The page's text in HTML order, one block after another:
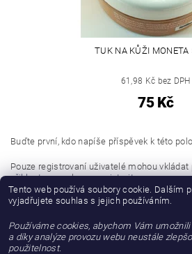
TUK NA KŮŽI MONETA
61,98 Kč bez DPH
75 Kč
Buďte první, kdo napíše příspěvek k této
Pouze registrovaní uživatelé mohou vkládat
přihlaste senebo seregistrujte.
Buďte první, kdo napíše příspěvek k této
Přidat hodnocení
Tento web používá soubory cookie. Dalším
vyjadřujete souhlas s jejich používáním.
Používáme cookies, abychom Vám
a díky analýze provozu webu neustále
použitelnost.